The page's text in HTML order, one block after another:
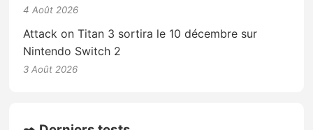
4 Août 2026
Attack on Titan 3 sortira le 10 décembre sur
Nintendo Switch 2
3 Août 2026